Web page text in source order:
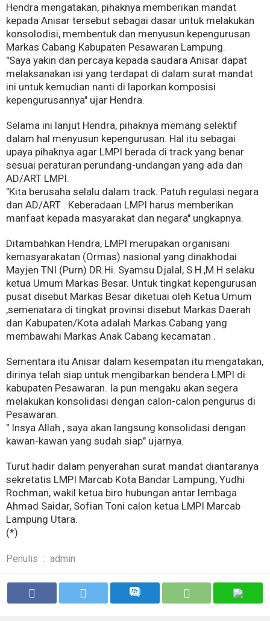
Hendra mengatakan, pihaknya memberikan mandat
kepada Anisar tersebut sebagai dasar untuk melakukan
konsolodisi, membentuk dan menyusun kepengurusan
Markas Cabang Kabupaten Pesawaran Lampung.
"Saya yakin dan percaya kepada saudara Anisar dapat
melaksanakan isi yang terdapat di dalam surat mandat
ini untuk kemudian nanti di laporkan komposisi
kepengurusannya" ujar Hendra.
Selama ini lanjut Hendra, pihaknya memang selektif
dalam hal menyusun kepengurusan. Hal itu sebagai
upaya pihaknya agar LMPI berada di track yang benar
sesuai peraturan perundang-undangan yang ada dan
AD/ART LMPI.
"Kita berusaha selalu dalam track. Patuh regulasi negara
dan AD/ART . Keberadaan LMPI harus memberikan
manfaat kepada masyarakat dan negara" ungkapnya.
Ditambahkan Hendra, LMPI merupakan organisani
kemasyarakatan (Ormas) nasional yang dinakhodai
Mayjen TNI (Purn) DR.Hi. Syamsu Djalal, S.H.,M.H selaku
ketua Umum Markas Besar. Untuk tingkat kepengurusan
pusat disebut Markas Besar diketuai oleh Ketua Umum
,semenatara di tingkat provinsi disebut Markas Daerah
dan Kabupaten/Kota adalah Markas Cabang yang
membawahi Markas Anak Cabang kecamatan .
Sementara itu Anisar dalam kesempatan itu mengatakan,
dirinya telah siap untuk mengibarkan bendera LMPI di
kabupaten Pesawaran. Ia pun mengaku akan segera
melakukan konsolidasi dengan calon-calon pengurus di
Pesawaran.
" Insya Allah , saya akan langsung konsolidasi dengan
kawan-kawan yang sudah siap" ujarnya.
Turut hadir dalam penyerahan surat mandat diantaranya
sekretatis LMPI Marcab Kota Bandar Lampung, Yudhi
Rochman, wakil ketua biro hubungan antar lembaga
Ahmad Saidar, Sofian Toni calon ketua LMPI Marcab
Lampung Utara.
(*)
Penulis : admin